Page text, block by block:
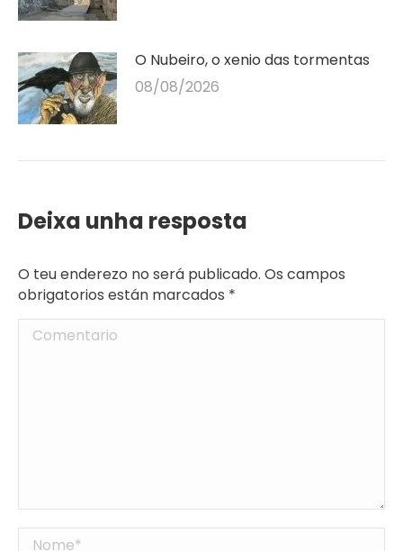
O Nubeiro, o xenio das tormentas
08/08/2026
Deixa unha resposta
O teu enderezo no será publicado. Os campos
obrigatorios están marcados *
Comentario
Nome *